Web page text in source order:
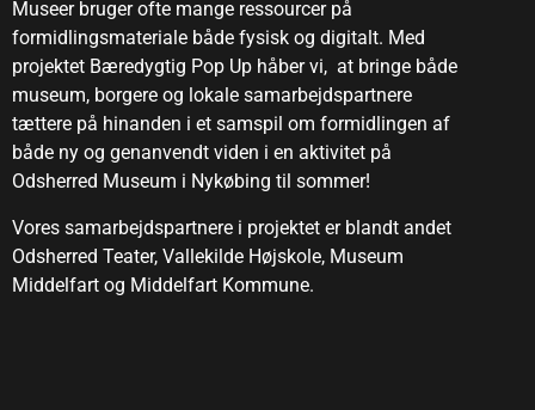
Museer bruger ofte mange ressourcer på
formidlingsmateriale både fysisk og digitalt. Med
projektet Bæredygtig Pop Up håber vi, at bringe både
museum, borgere og lokale samarbejdspartnere
tættere på hinanden i et samspil om formidlingen af
både ny og genanvendt viden i en aktivitet på
Odsherred Museum i Nykøbing til sommer!
Vores samarbejdspartnere i projektet er blandt andet
Odsherred Teater, Vallekilde Højskole, Museum
Middelfart og Middelfart Kommune.